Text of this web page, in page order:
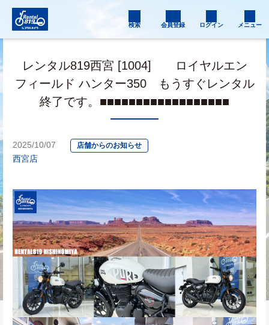
検索 会員登録 ログイン メニュー
レンタル819西宮 [1004] ロイヤルエン
フィールド ハンター350 もうすぐレンタル
終了です。■■■■■■■■■■■■■■■■■■
2025/10/07 店舗からのお知らせ
西宮店